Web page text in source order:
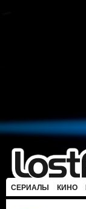
СЕРИАЛЫ КИНО